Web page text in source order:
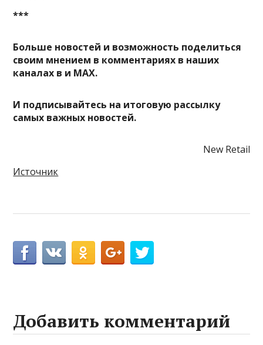
***
Больше новостей и возможность поделиться
своим мнением в комментариях в наших
каналах в и MAX.
И подписывайтесь на итоговую рассылку
самых важных новостей.
New Retail
Источник
Добавить комментарий